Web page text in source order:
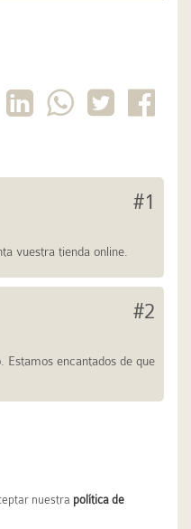
#1
vuestra tienda online.
#2
Estamos encantados de que
nuestra política de